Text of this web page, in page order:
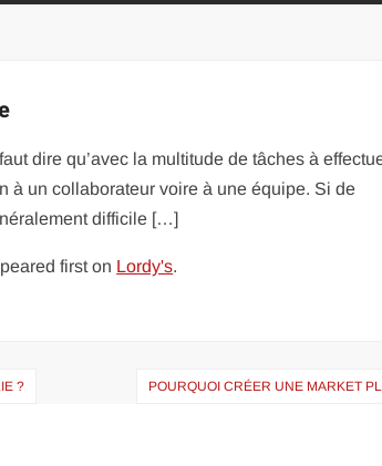
dire qu’avec la multitude de tâches à
à un collaborateur voire à une équipe. Si de
difficile […]
first on Lordy's.
? POURQUOI CRÉER UNE MARKET